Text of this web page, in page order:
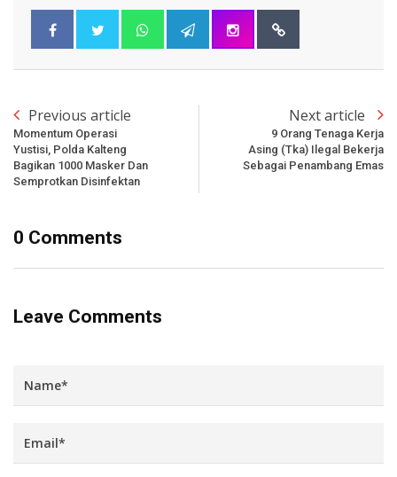
Previous article
Momentum Operasi
Yustisi, Polda Kalteng
Bagikan 1000 Masker Dan
Semprotkan Disinfektan
Next article
9 Orang Tenaga Kerja
Asing (Tka) Ilegal Bekerja
Sebagai Penambang Emas
0 Comments
Leave Comments